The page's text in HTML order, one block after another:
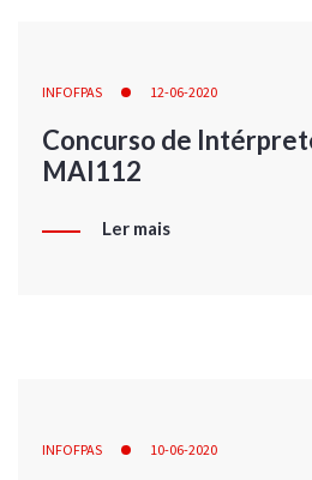
INFOFPAS 12-06-2020
Concurso de
MAI112
Ler mais
INFOFPAS 10-06-2020